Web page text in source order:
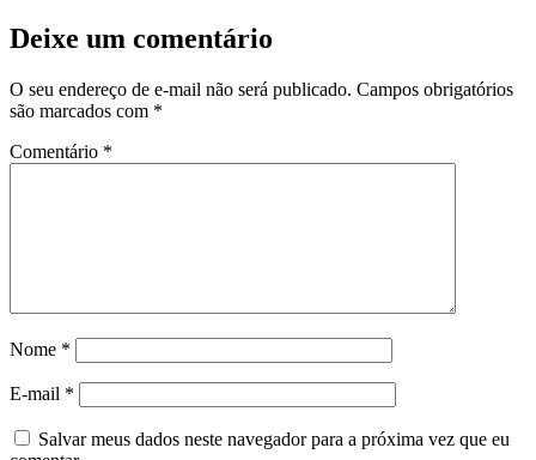
Deixe um comentário
O seu endereço de e-mail não será publicado. Campos obrigatórios
são marcados com *
Comentário *
Nome *
E-mail *
Salvar meus dados neste navegador para a próxima vez que eu